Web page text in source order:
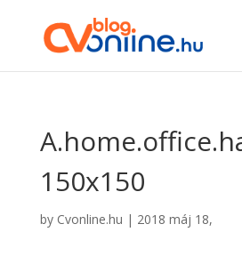
150x150
by Cvonline.hu | 2018 máj 18,